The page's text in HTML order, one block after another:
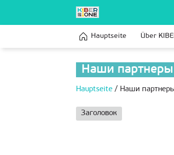
Hauptseite Über
Наши партнеры
Hauptseite / Наши
Заголовок